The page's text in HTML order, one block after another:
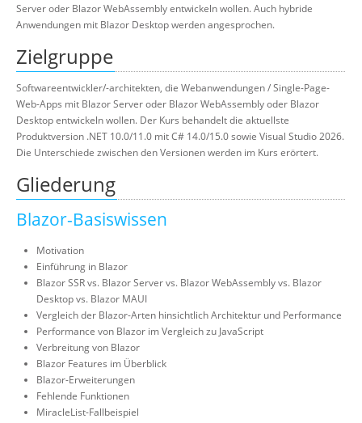
Server oder Blazor WebAssembly entwickeln wollen. Auch hybride
Anwendungen mit Blazor Desktop werden angesprochen.
Zielgruppe
Softwareentwickler/-architekten, die Webanwendungen / Single-Page-
Web-Apps mit Blazor Server oder Blazor WebAssembly oder Blazor
Desktop entwickeln wollen. Der Kurs behandelt die aktuellste
Produktversion .NET 10.0/11.0 mit C# 14.0/15.0 sowie Visual Studio 2026.
Die Unterschiede zwischen den Versionen werden im Kurs erörtert.
Gliederung
Blazor-Basiswissen
Motivation
Einführung in Blazor
Blazor SSR vs. Blazor Server vs. Blazor WebAssembly vs. Blazor
Desktop vs. Blazor MAUI
Vergleich der Blazor-Arten hinsichtlich Architektur und Performance
Performance von Blazor im Vergleich zu JavaScript
Verbreitung von Blazor
Blazor Features im Überblick
Blazor-Erweiterungen
Fehlende Funktionen
MiracleList-Fallbeispiel